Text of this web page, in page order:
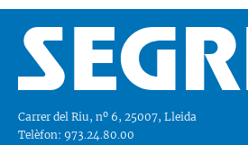
Carrer del Riu, nº 6, 25007, Lleida
Telèfon: 973.24.80.00